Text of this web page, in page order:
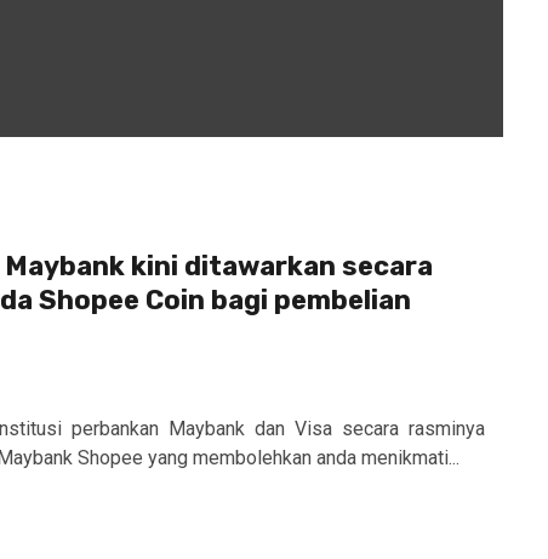
kini ditawarkan secara
Shopee Coin bagi pembelian
perbankan Maybank dan Visa secara rasminya
Shopee yang membolehkan anda menikmati...